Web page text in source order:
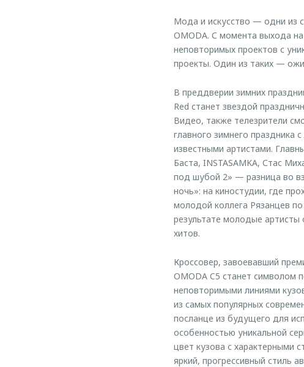
Мода и искусство — одни из
OMODA. С момента выхода
неповторимых проектов с
проекты. Один из таких —
В преддверии зимних
Red станет звездой
Видео, также телезрители
главного зимнего праздника
известными артистами.
Баста, INSTASAMKA, Стас
под шубой 2» — разница во
ночь»: на киностудии, где
молодой коллега Рязанцев
результате молодые
хитов.
Кроссовер, завоевавший
OMODA C5 станет символом
неповторимыми линиями
из самых популярных
посланце из будущего для
особенностью уникальной
цвет кузова с характерными
яркий, прогрессивный стиль